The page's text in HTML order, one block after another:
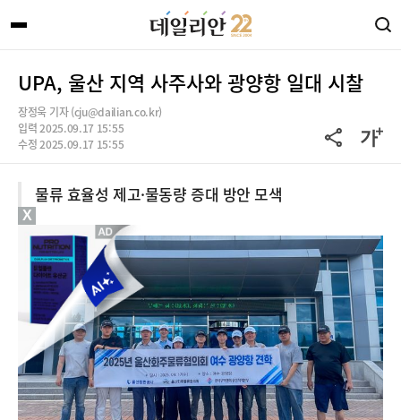
UPA, 울산 지역 사주사와 광양항 일대 시찰
장정욱 기자 (cju@dailian.co.kr)
입력 2025.09.17 15:55
수정 2025.09.17 15:55
물류 효율성 제고·물동량 증대 방안 모색
X